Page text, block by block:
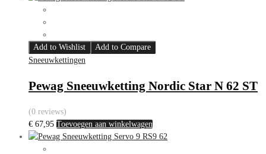
Add to Wishlist
Add to Compare
Sneeuwkettingen
Pewag Sneeuwketting Nordic Star N 62 ST
(0 reviews)
€ 67,95 Toevoegen aan winkelwagen